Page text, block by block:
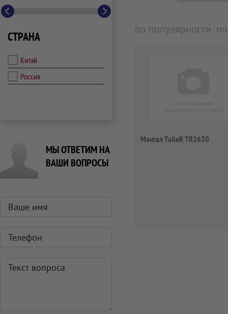
СТРАНА
Китай
Россия
МЫ ОТВЕТИМ НА
ВАШИ ВОПРОСЫ
по популярности
Мангал TalleR TR2630